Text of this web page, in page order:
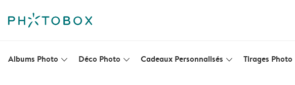
Albums Photo slim_arrow_down Déco Photo slim_arrow_down Cadeaux Personnalisés slim_arrow_down Tirages Photo